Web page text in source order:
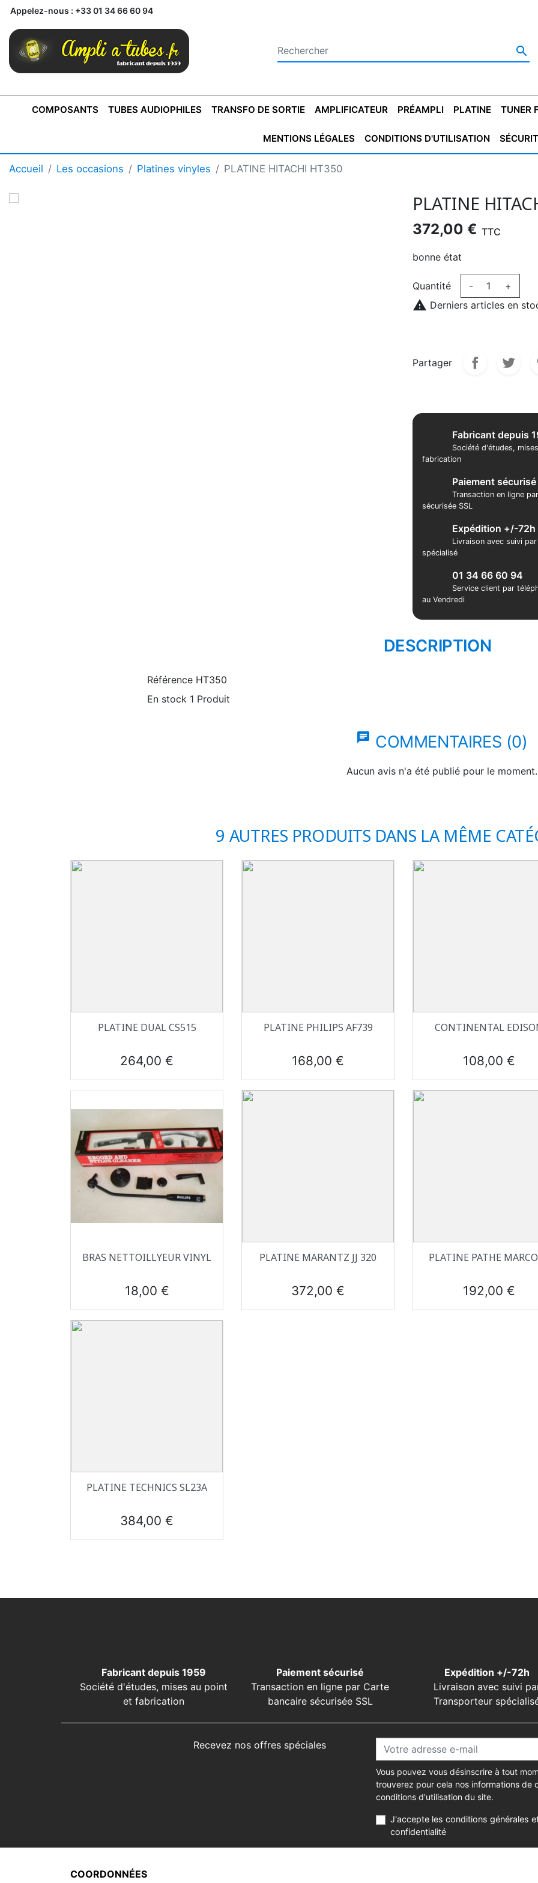
Appelez-nous : +33 01 34 66 60 94

COMPOSANTS
BONTONS
AXE 4MM
BONTONS
COFFRET
POUR
COFFRET
POUR
CONDENSATEUR
CONDENSATEUR
TUBES AUDIOPHILES TRANSFO DE SORTIE
TRANSFORMATEUR DE SORTIE DE
CLASSE "A" SINGLE
TRANSFORMATEUR DE SORTIE
TYPE PUSH PULL
TRANSFO DE SORTIE
AMPLIFICATEUR
AMPLI MONO AMPLI STÉRÉO
PRÉAMPLI PLATINE TUNER
AMPLIFICATEURS LECTEURS CD PRÉAMPLI AVEC TUNER PLATINES VINYLES
SUPRAVOX FERTIN
MENTIONS LÉGALES CONDITIONS D'UTILISATION
Accueil Les occasions Platines vinyles PLATINE HITACHI HT350
PLATINE
372,00 € TTC
bonne état
Quantité - +
 Derniers articles en
Partager
Fabricant depuis
Société d'études,
fabrication
Paiement sécurisé
Transaction en ligne
sécurisée SSL
Expédition +/-72h
Livraison avec suivi
spécialisé
01 34 66 60 94
Service client par
au Vendredi
DESCRIPTION
Référence HT350
En stock 1 Produit
chat COMMENTAIRES (0)
Aucun avis n'a été publié pour le moment.
9 AUTRES PRODUITS DANS LA MÊME
Aperçu rapide
PLATINE DUAL CS515
Prix
264,00 €
Aperçu rapide
PLATINE PHILIPS AF739
Prix
168,00 €
Aperçu rapide
CONTINENTAL
Prix
108,00 €
Aperçu rapide
BRAS NETTOILLYEUR VINYL
Prix
18,00 €
 Aperçu rapide
PLATINE MARANTZ JJ 320
Prix
372,00 €
 Aperçu rapide
PLATINE PATHE
Prix
192,00 €
 Aperçu rapide
PLATINE TECHNICS SL23A
Prix
384,00 €
Fabricant depuis 1959
Société d'études, mises au point
et fabrication
Paiement sécurisé
Transaction en ligne par Carte
bancaire sécurisée SSL
Expédition +/-72h
Livraison avec suivi
Transporteur
Recevez nos offres spéciales
Vous pouvez vous désinscrire à tout
trouverez pour cela nos informations de
conditions d'utilisation du site.
J'accepte les conditions générales
confidentialité
COORDONNÉES